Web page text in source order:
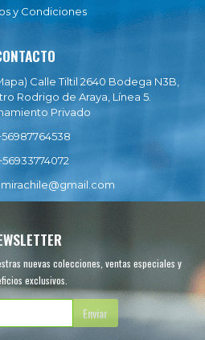
y Condiciones
Calle Tiltil 2640 Bodega N3B,
Rodrigo de Araya, Línea 5.
Privado
nuevas colecciones, ventas especiales y
exclusivos.
Enviar